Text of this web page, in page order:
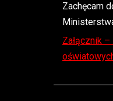
Zachęcam
Załącznik